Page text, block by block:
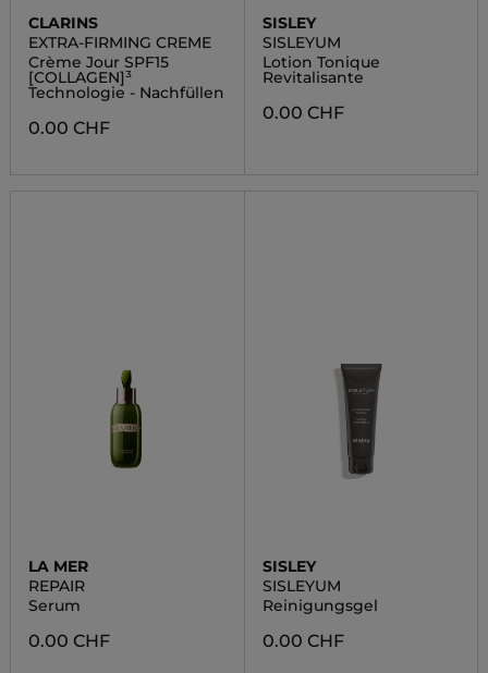
CLARINS
EXTRA-FIRMING CREME
Crème Jour SPF15
[COLLAGEN]³
Technologie - Nachfüllen
0.00 CHF
SISLEY
SISLEYUM
Lotion Tonique
Revitalisante
0.00 CHF
LA MER
REPAIR
Serum
0.00 CHF
SISLEY
SISLEYUM
Reinigungsgel
0.00 CHF